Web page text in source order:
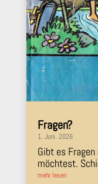
Fragen?
1. Juni. 2026
Gibt es
möchtest.
mehr lesen